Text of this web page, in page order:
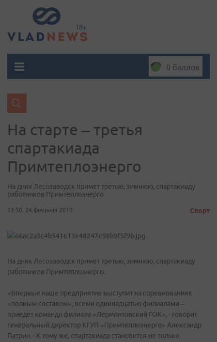
0 баллов
На старте – третья
спартакиада
Примтеплоэнерго
На днях Лесозаводск примет третью, зимнюю, спартакиаду
работников Примтеплоэнерго
13:50, 24 февраля 2010 Спорт
На днях Лесозаводск примет третью, зимнюю, спартакиаду
работников Примтеплоэнерго.
«Впервые наше предприятие выступит на соревнованиях
«полным составом», всеми одиннадцатью филиалами –
приедет команда филиала «Лермонтовский ГОК», - говорит
генеральный директор КГУП «Примтеплоэнерго» Александр
Патрин. - К тому же, спартакиада становится не только